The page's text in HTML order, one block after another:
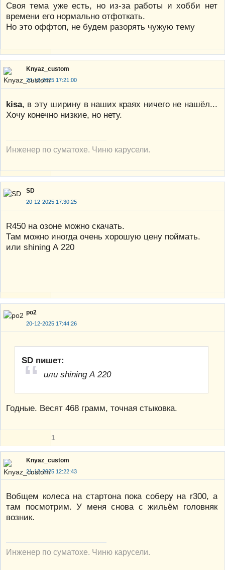
Своя тема уже есть, но из-за работы и хобби нет
времени его нормально отфоткать.
Но это оффтоп, не будем разорять чужую тему
Knyaz_custom
20-12-2025 17:21:00
kisa, в эту ширину в наших краях ничего не нашёл...
Хочу конечно низкие, но нету.
Инженер по суматохе. Чиню карусели.
SD
20-12-2025 17:30:25
R450 на озоне можно скачать.
Там можно иногда очень хорошую цену поймать.
или shining А 220
po2
20-12-2025 17:44:26
SD пишет:
или shining А 220
Годные. Весят 468 грамм, точная стыковка.
1
Knyaz_custom
21-12-2025 12:22:43
Вобщем колеса на стартона пока соберу на r300, а
там посмотрим. У меня снова с жильём головняк
возник.
Инженер по суматохе. Чиню карусели.